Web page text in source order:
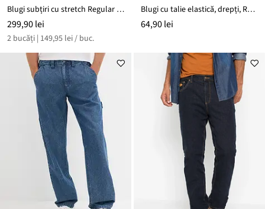
Blugi subțiri cu stretch Regular Fit, cu talie elastică drepți (2 perechi)
299,90 lei
2 bucăți | 149,95 lei / buc.
Blugi cu talie elastică, drepți, Regular Fit
64,90 lei